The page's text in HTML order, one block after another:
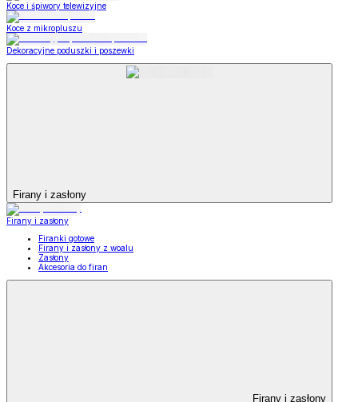
Koce i śpiwory telewizyjne
Koce z mikropluszu
Dekoracyjne poduszki i poszewki
Firany i zasłony
Firany i zasłony
Firanki gotowe
Firany i zasłony z woalu
Zasłony
Akcesoria do firan
Firany i zasłony